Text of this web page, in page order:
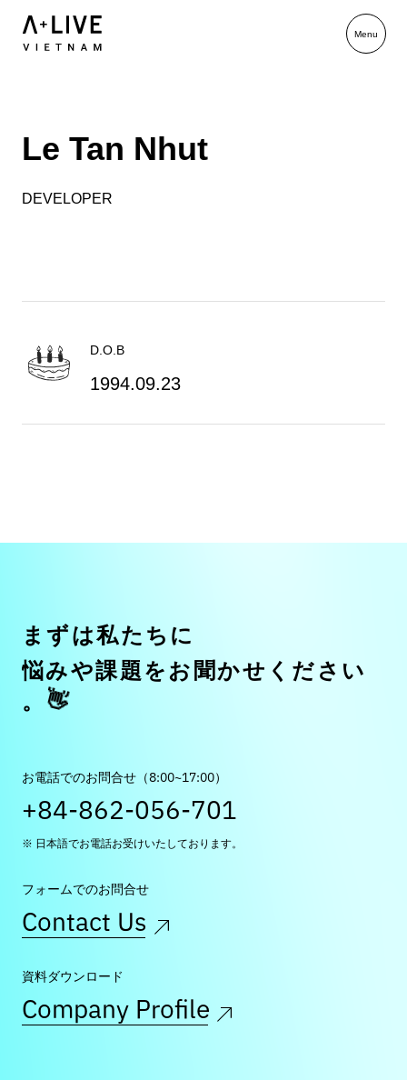
D.O.B
1994.09.23
Le Tan Nhut
DEVELOPER
まずは私た ち に
悩みや課題を お 聞 かせ く だ さ い
。 👋
お電話でのお問合せ（8:00~17:00）
+84-862-056-701
※ 日本語でお電話お受けいたしております。
フォームでのお問合せ
Contact Us
資料ダウンロード
Company Profile